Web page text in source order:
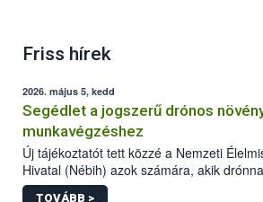
Friss hírek
2026. május 5, kedd
Segédlet a jogszerű drónos
munkavégzéshez
Új tájékoztatót tett közzé a Nemzeti
Hivatal (Nébih) azok számára, akik
növényvédelmi vagy tápanyag-
TOVÁBB >